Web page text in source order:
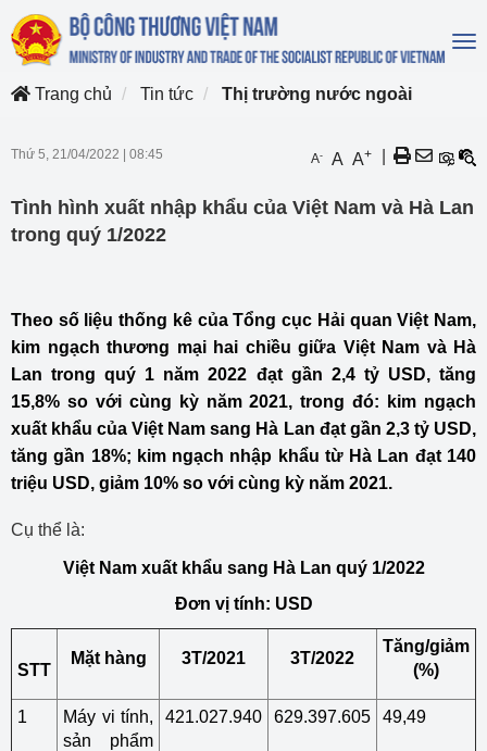
Trang chủ
Tin tức Thị trường nước ngoài
Thứ 5, 21/04/2022 08:45 A- A A+
Tình hình xuất nhập khẩu của Việt Nam và Hà Lan
trong quý 1/2022
Theo số liệu thống kê của Tổng cục Hải quan Việt Nam,
kim ngạch thương mại hai chiều giữa Việt Nam và Hà
Lan trong quý 1 năm 2022 đạt gần 2,4 tỷ USD, tăng
15,8% so với cùng kỳ năm 2021, trong đó: kim ngạch
xuất khẩu của Việt Nam sang Hà Lan đạt gần 2,3 tỷ USD,
tăng gần 18%; kim ngạch nhập khẩu từ Hà Lan đạt 140
triệu USD, giảm 10% so với cùng kỳ năm 2021.
Cụ thể là:
Việt Nam xuất khẩu sang Hà Lan quý 1/2022
Đơn vị tính: USD
STT
Mặt hàng 3T/2021 3T/2022
Tăng/giảm
(%)
1
Máy vi tính,
sản phẩm
421.027.940 629.397.605 49,49